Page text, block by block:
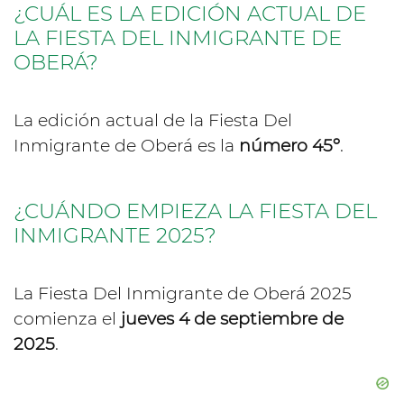
¿CUÁL ES LA EDICIÓN ACTUAL DE
LA FIESTA DEL INMIGRANTE DE
OBERÁ?
La edición actual de la Fiesta Del
Inmigrante de Oberá es la número 45º.
¿CUÁNDO EMPIEZA LA FIESTA DEL
INMIGRANTE 2025?
La Fiesta Del Inmigrante de Oberá 2025
comienza el jueves 4 de septiembre de
2025.